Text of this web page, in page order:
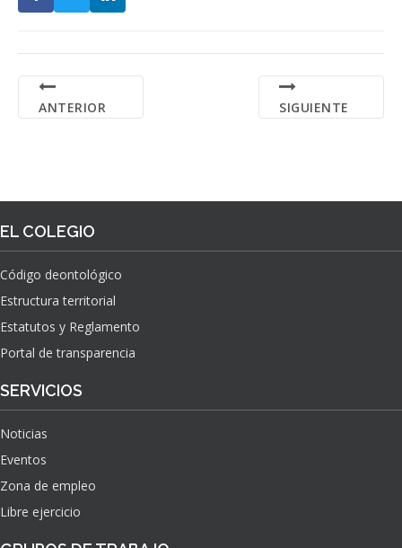
ANTERIOR SIGUIENTE
EL COLEGIO
Código deontológico
Estructura territorial
Estatutos y Reglamento
Portal de transparencia
SERVICIOS
Noticias
Eventos
Zona de empleo
Libre ejercicio